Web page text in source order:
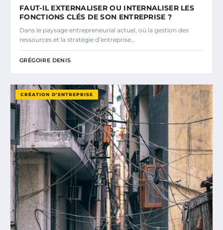
FAUT-IL EXTERNALISER OU INTERNALISER LES
FONCTIONS CLÉS DE SON ENTREPRISE ?
Dans le paysage entrepreneurial actuel, où la gestion des
ressources et la stratégie d’entreprise…
GRÉGOIRE DENIS
CRÉATION D’ENTREPRISE